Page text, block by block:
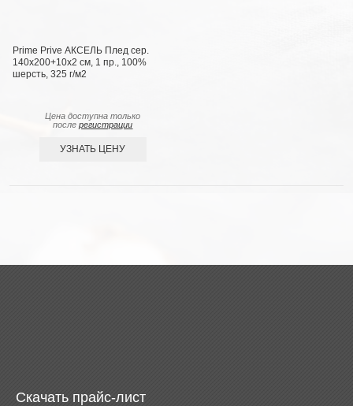
Prime Prive АКСЕЛЬ Плед сер.
140х200+10х2 см, 1 пр., 100%
шерсть, 325 г/м2
Цена доступна только
послерегистрации
УЗНАТЬ ЦЕНУ
Скачать прайс-лист